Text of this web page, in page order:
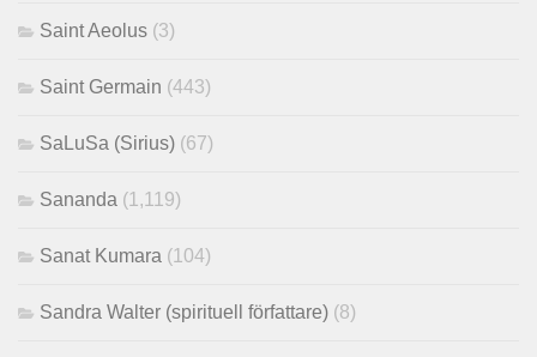
Saint Aeolus (3)
Saint Germain (443)
SaLuSa (Sirius) (67)
Sananda (1,119)
Sanat Kumara (104)
Sandra Walter (spirituell författare) (8)